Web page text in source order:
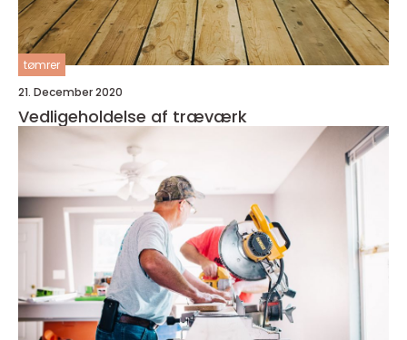
tømrer
21. December 2020
Vedligeholdelse af træværk